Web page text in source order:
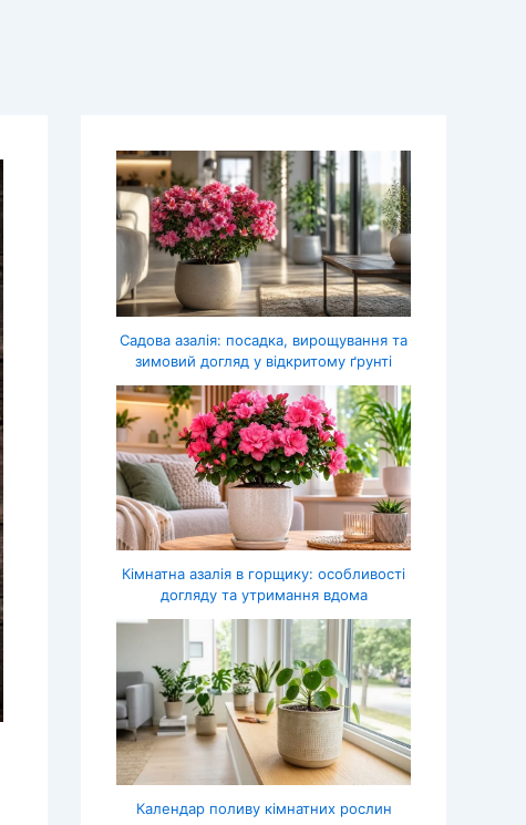
Садова азалія: посадка, вирощування та
зимовий догляд у відкритому ґрунті
Кімнатна азалія в горщику: особливості
догляду та утримання вдома
Календар поливу кімнатних рослин